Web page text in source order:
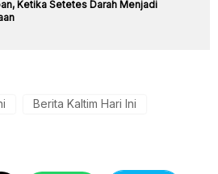
Ketika Setetes Darah Menjadi
Berita Kaltim Hari Ini